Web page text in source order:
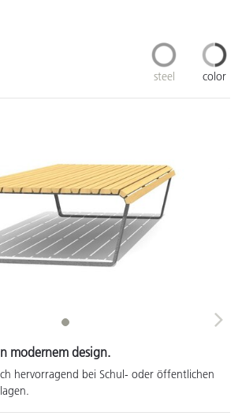
steel color
Next
modernem design.
hervorragend bei Schul- oder öffentlichen